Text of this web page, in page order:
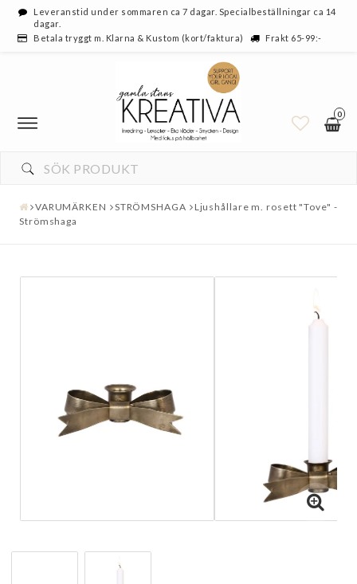
Leveranstid under sommaren ca 7 dagar. Specialbeställningar ca 14
dagar.
Betala tryggt m. Klarna & Kustom (kort/faktura)
Frakt 65-99:-
0
VARUMÄRKEN STRÖMSHAGA
Ljushållare m. rosett "Tove" -
Strömshaga